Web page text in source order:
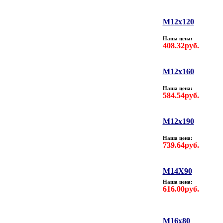
M12х120
Наша цена:
408.32руб.
M12х160
Наша цена:
584.54руб.
M12х190
Наша цена:
739.64руб.
М14Х90
Наша цена:
616.00руб.
M16х80